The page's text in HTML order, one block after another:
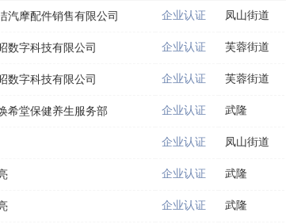
汽摩配件销售有限公司 企业认证 凤山街道
数字科技有限公司 企业认证 芙蓉街道
数字科技有限公司 企业认证 芙蓉街道
希堂保健养生服务部 企业认证 武隆
企业认证 凤山街道
企业认证 武隆
企业认证 武隆